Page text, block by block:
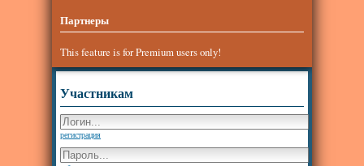
Партнеры
This feature is for Premium users only!
Участникам
регистрация